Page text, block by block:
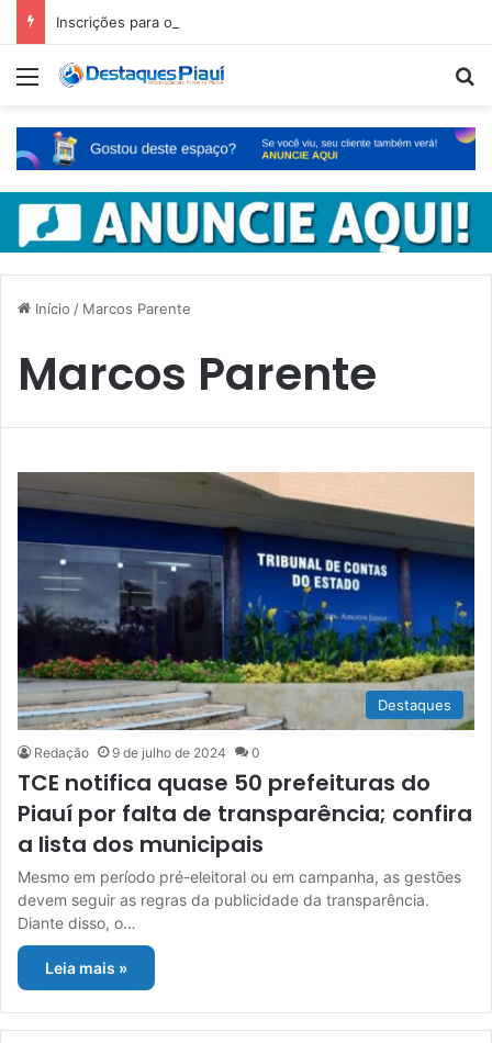
Menu
Início / Marcos Parente
Marcos Parente
Destaques
Redação 9 de julho de 2024 0
TCE notifica quase 50 prefeituras do
Piauí por falta de transparência; confira
a lista dos municipais
Mesmo em período pré-eleitoral ou em campanha, as gestões
devem seguir as regras da publicidade da transparência.
Diante disso, o…
Leia mais »